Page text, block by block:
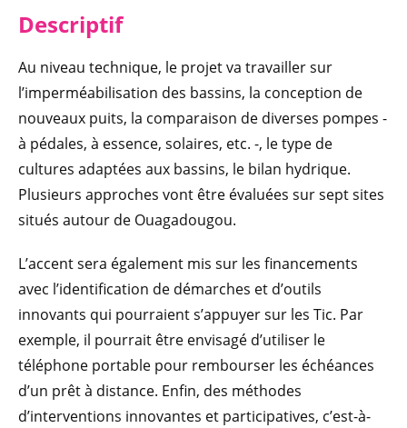
Descriptif
Au niveau technique, le projet va travailler sur
l’imperméabilisation des bassins, la conception de
nouveaux puits, la comparaison de diverses pompes -
à pédales, à essence, solaires, etc. -, le type de
cultures adaptées aux bassins, le bilan hydrique.
Plusieurs approches vont être évaluées sur sept sites
situés autour de Ouagadougou.
L’accent sera également mis sur les financements
avec l’identification de démarches et d’outils
innovants qui pourraient s’appuyer sur les Tic. Par
exemple, il pourrait être envisagé d’utiliser le
téléphone portable pour rembourser les échéances
d’un prêt à distance. Enfin, des méthodes
d’interventions innovantes et participatives, c’est-à-